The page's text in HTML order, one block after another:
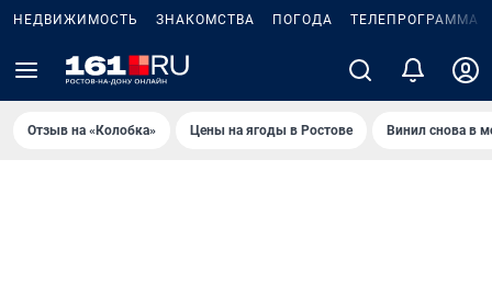
НЕДВИЖИМОСТЬ ЗНАКОМСТВА ПОГОДА ТЕЛЕПРОГРАММА
Отзыв на «Колобка» Цены на ягоды в Ростове Винил снова в